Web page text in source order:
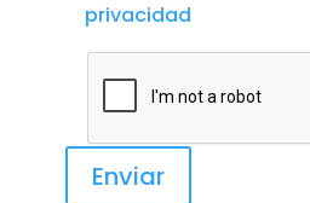
privacidad
Enviar